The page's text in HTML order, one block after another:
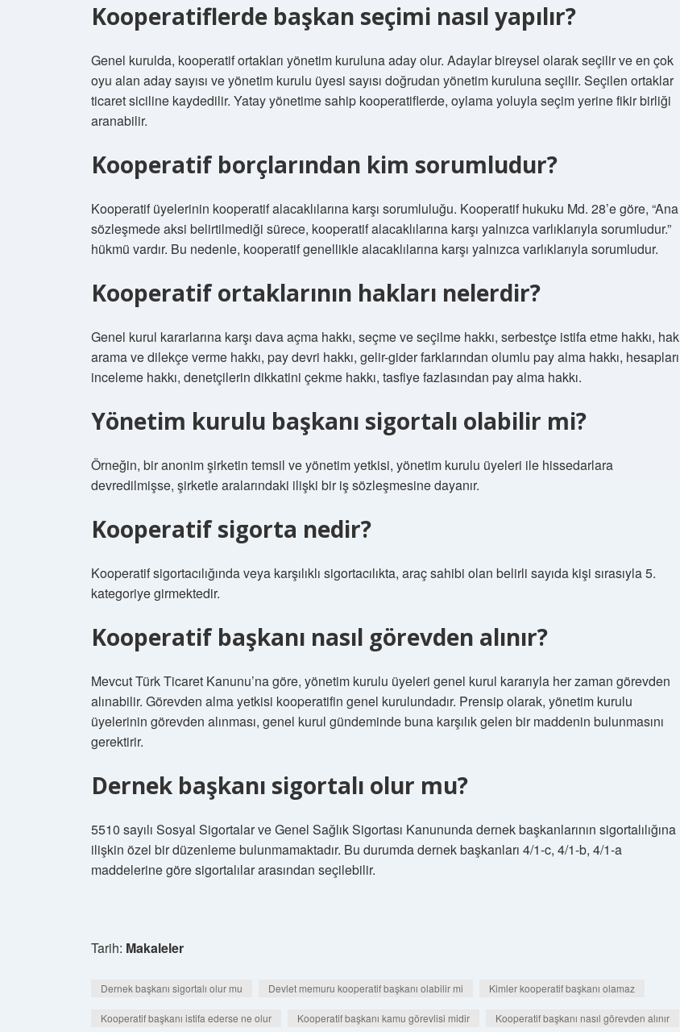
Kooperatiflerde başkan seçimi nasıl yapılır?
Genel kurulda, kooperatif ortakları yönetim kuruluna aday olur. Adaylar bireysel olarak seçilir ve en çok
oyu alan aday sayısı ve yönetim kurulu üyesi sayısı doğrudan yönetim kuruluna seçilir. Seçilen ortaklar
ticaret siciline kaydedilir. Yatay yönetime sahip kooperatiflerde, oylama yoluyla seçim yerine fikir birliği
aranabilir.
Kooperatif borçlarından kim sorumludur?
Kooperatif üyelerinin kooperatif alacaklılarına karşı sorumluluğu. Kooperatif hukuku Md. 28’e göre, “Ana
sözleşmede aksi belirtilmediği sürece, kooperatif alacaklılarına karşı yalnızca varlıklarıyla sorumludur.”
hükmü vardır. Bu nedenle, kooperatif genellikle alacaklılarına karşı yalnızca varlıklarıyla sorumludur.
Kooperatif ortaklarının hakları nelerdir?
Genel kurul kararlarına karşı dava açma hakkı, seçme ve seçilme hakkı, serbestçe istifa etme hakkı, hak
arama ve dilekçe verme hakkı, pay devri hakkı, gelir-gider farklarından olumlu pay alma hakkı, hesapları
inceleme hakkı, denetçilerin dikkatini çekme hakkı, tasfiye fazlasından pay alma hakkı.
Yönetim kurulu başkanı sigortalı olabilir mi?
Örneğin, bir anonim şirketin temsil ve yönetim yetkisi, yönetim kurulu üyeleri ile hissedarlara
devredilmişse, şirketle aralarındaki ilişki bir iş sözleşmesine dayanır.
Kooperatif sigorta nedir?
Kooperatif sigortacılığında veya karşılıklı sigortacılıkta, araç sahibi olan belirli sayıda kişi sırasıyla 5.
kategoriye girmektedir.
Kooperatif başkanı nasıl görevden alınır?
Mevcut Türk Ticaret Kanunu’na göre, yönetim kurulu üyeleri genel kurul kararıyla her zaman görevden
alınabilir. Görevden alma yetkisi kooperatifin genel kurulundadır. Prensip olarak, yönetim kurulu
üyelerinin görevden alınması, genel kurul gündeminde buna karşılık gelen bir maddenin bulunmasını
gerektirir.
Dernek başkanı sigortalı olur mu?
5510 sayılı Sosyal Sigortalar ve Genel Sağlık Sigortası Kanununda dernek başkanlarının sigortalılığına
ilişkin özel bir düzenleme bulunmamaktadır. Bu durumda dernek başkanları 4/1-c, 4/1-b, 4/1-a
maddelerine göre sigortalılar arasından seçilebilir.
Tarih: Makaleler
Dernek başkanı sigortalı olur mu Devlet memuru kooperatif başkanı olabilir mi Kimler kooperatif başkanı olamaz
Kooperatif başkanı istifa ederse ne olur Kooperatif başkanı kamu görevlisi midir Kooperatif başkanı nasıl görevden alınır